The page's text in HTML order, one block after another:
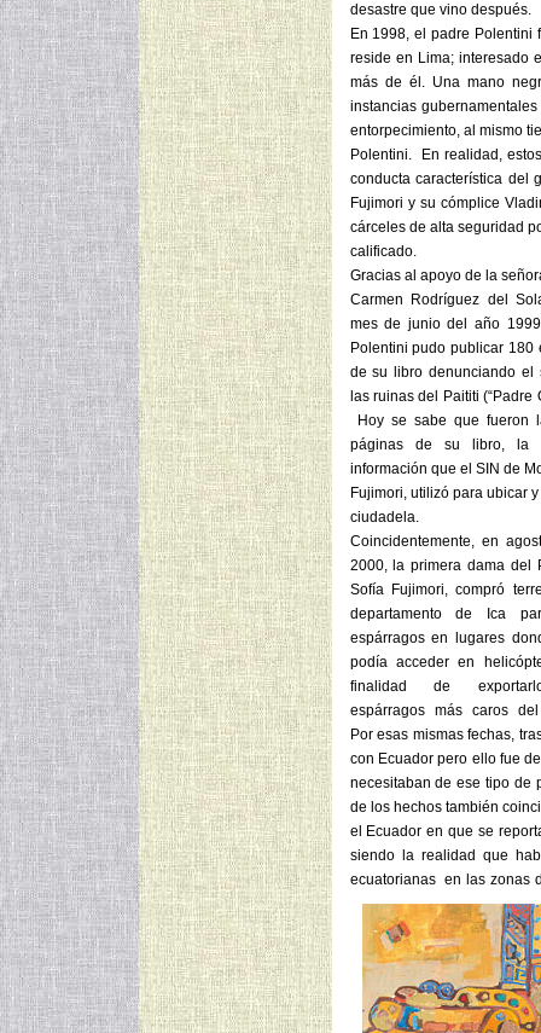
desastre que vino después.
En 1998, el padre
reside en Lima; interesado
más de él. Una mano
instancias
entorpecimiento, al mismo
Polentini. En realidad,
conducta característica del
Fujimori y su cómplice
cárceles de alta seguridad
calificado.
Gracias al apoyo de la
Carmen Rodríguez del
mes de junio del año
Polentini pudo publicar 180
de su libro denunciando el
las ruinas del Paititi (“Padre
Hoy se sabe que fueron
páginas de su libro, la
información que el SIN de
Fujimori, utilizó para ubicar
ciudadela.
Coincidentemente, en
2000, la primera dama del
Sofía Fujimori, compró
departamento de Ica
espárragos en lugares
podía acceder en
finalidad de
espárragos más caros
Por esas mismas fechas,
con Ecuador pero ello fue
necesitaban de ese tipo de
de los hechos también
el Ecuador en que se
siendo la realidad que
ecuatorianas en las zonas